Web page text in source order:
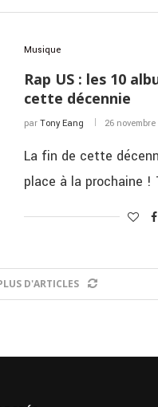
Musique
Rap US : les 10
cette décennie
par Tony Eang 26 novembre
La fin de cette
place à la prochaine !
D'ARTICLES